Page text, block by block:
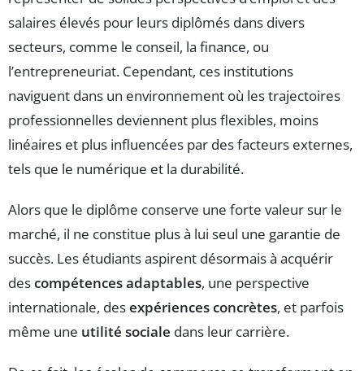
salaires élevés pour leurs diplômés dans divers
secteurs, comme le conseil, la finance, ou
l’entrepreneuriat. Cependant, ces institutions
naviguent dans un environnement où les trajectoires
professionnelles deviennent plus flexibles, moins
linéaires et plus influencées par des facteurs externes,
tels que le numérique et la durabilité.
Alors que le diplôme conserve une forte valeur sur le
marché, il ne constitue plus à lui seul une garantie de
succès. Les étudiants aspirent désormais à acquérir
descompétences adaptables, une perspective
internationale, desexpériences concrètes, et parfois
même une utilité sociale dans leur carrière.